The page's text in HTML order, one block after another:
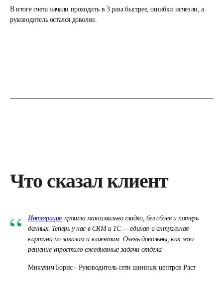
В итоге счета начали проходить в 3 раза быстрее, ошибки исчезли, а
руководитель остался доволен.
Что сказал клиент
“ Интеграция прошла максимально гладко, без сбоев и потерь
данных. Теперь у нас в CRM и 1С — единая и актуальная
картина по заказам и клиентам. Очень довольны, как это
решение упростило ежедневные задачи отдела.
Микулич Борис - Руководитель сети шинных центров Раст